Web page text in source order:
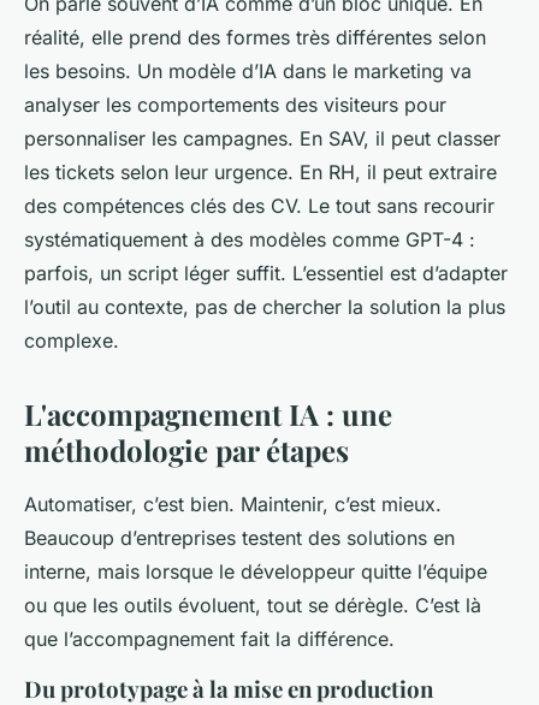
réalité, elle prend des formes très différentes selon
les besoins. Un modèle d’IA dans le marketing va
analyser les comportements des visiteurs pour
personnaliser les campagnes. En SAV, il peut classer
les tickets selon leur urgence. En RH, il peut extraire
des compétences clés des CV. Le tout sans recourir
systématiquement à des modèles comme GPT-4 :
parfois, un script léger suffit. L’essentiel est d’adapter
l’outil au contexte, pas de chercher la solution la plus
complexe.
L'accompagnement IA : une
méthodologie par étapes
Automatiser, c’est bien. Maintenir, c’est mieux.
Beaucoup d’entreprises testent des solutions en
interne, mais lorsque le développeur quitte l’équipe
ou que les outils évoluent, tout se dérègle. C’est là
que l’accompagnement fait la différence.
Du prototypage à la mise en production